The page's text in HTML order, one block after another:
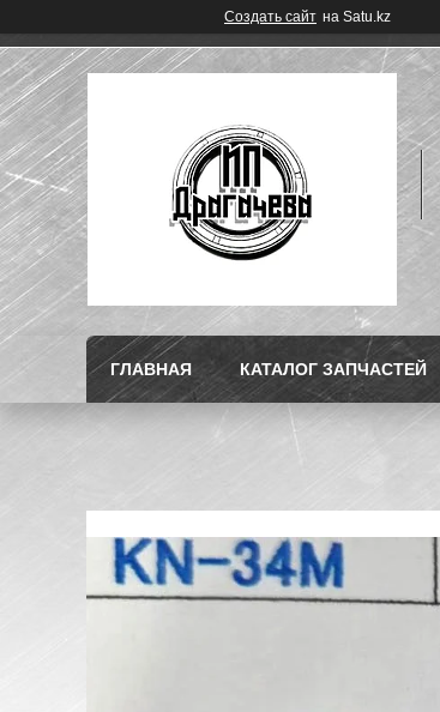
Создать сайт на Satu.kz
ГЛАВНАЯ КАТАЛОГ ЗАПЧАСТЕЙ